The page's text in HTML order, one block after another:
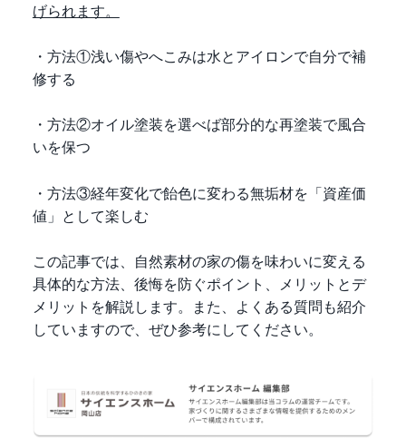
げられます。
・方法①浅い傷やへこみは水とアイロンで自分で補
修する
・方法②オイル塗装を選べば部分的な再塗装で風合
いを保つ
・方法③経年変化で飴色に変わる無垢材を「資産価
値」として楽しむ
この記事では、自然素材の家の傷を味わいに変える
具体的な方法、後悔を防ぐポイント、メリットとデ
メリットを解説します。また、よくある質問も紹介
していますので、ぜひ参考にしてください。